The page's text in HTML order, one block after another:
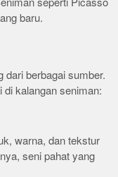
baru.
dari berbagai sumber.
kalangan seniman:
warna, dan tekstur
seni pahat yang